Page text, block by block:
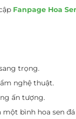
Fanpage Hoa
trọng.
nghệ thuật.
ấn tượng.
bình hoa sen